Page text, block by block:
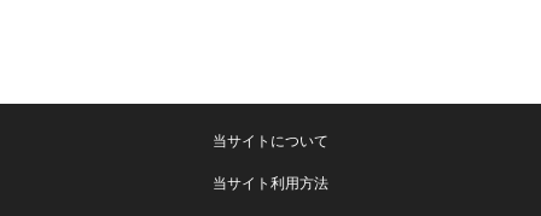
当サイトについて
当サイト利用方法